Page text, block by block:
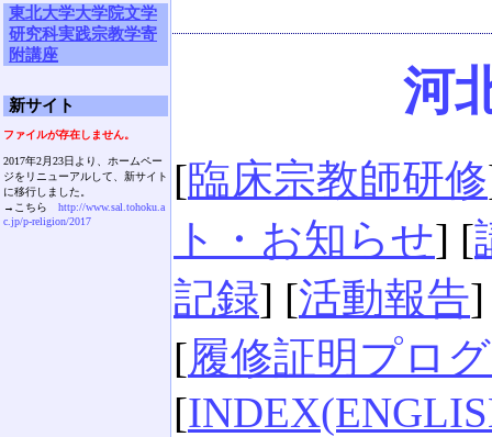
河
[臨床宗教師研修
ト・お知らせ] [
記録] [活動報告]
[履修証明プロ
[
東北大学大学院文学
研究科実践宗教学寄
附講座
新サイト
ファイルが存在しません。
2017年2月23日より、ホームペー
ジをリニューアルして、新サイト
に移行しました。
→こちら http://www.sal.tohoku.a
c.jp/p-religion/2017